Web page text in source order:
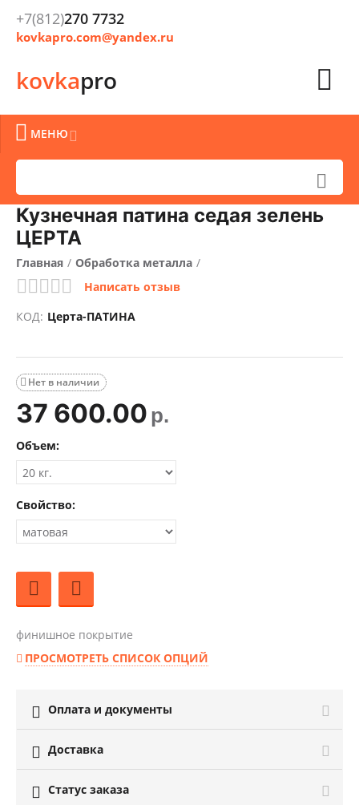
kovkapro
+7(812)270 7732
kovkapro.com@yandex.ru

 МЕНЮ

Кузнечная патина седая зелень
ЦЕРТА
Главная / Обработка металла /
Очистка, окраска и защита металла
Краски кузнечные /
Написать отзыв
КОД: Церта-ПАТИНА
Нет в наличии

37 600.00 р.
Объем:
Свойство:
финишное покрытие
ПРОСМОТРЕТЬ СПИСОК ОПЦИЙ
 Оплата и документы
 Доставка
 Статус заказа